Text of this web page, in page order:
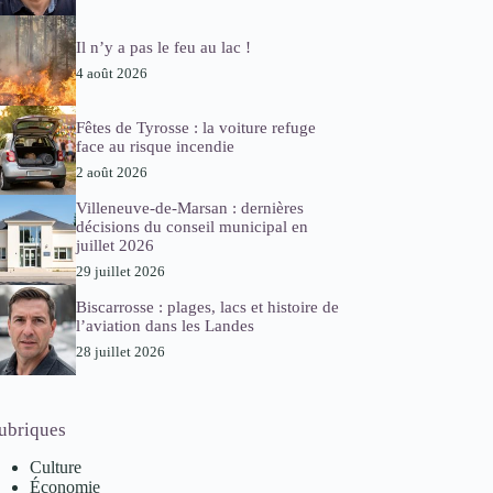
Il n’y a pas le feu au lac !
4 août 2026
Fêtes de Tyrosse : la voiture refuge
face au risque incendie
2 août 2026
Villeneuve-de-Marsan : dernières
décisions du conseil municipal en
juillet 2026
29 juillet 2026
Biscarrosse : plages, lacs et histoire de
l’aviation dans les Landes
28 juillet 2026
Culture
Économie